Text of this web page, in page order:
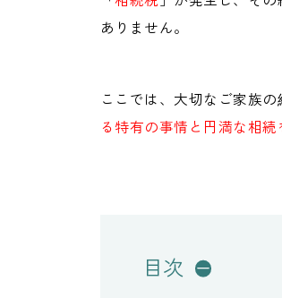
ありません。
ここでは、大切なご家族
る特有の事情と円満な相
目次